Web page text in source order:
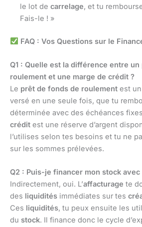
le lot de carrelage, et tu
Fais-le ! »
FAQ : Vos Questions sur le
Q1 : Quelle est la différence entre
roulement et une marge de crédit ?
Le prêt de fonds de roulement est
versé en une seule fois, que tu
déterminée avec des échéances
crédit est une réserve d’argent
l’utilises selon tes besoins et tu ne
sur les sommes prélevées.
Q2 : Puis-je financer mon stock avec
Indirectement, oui. L’affacturage te
des liquidités immédiates sur tes
Ces liquidités, tu peux ensuite les
du stock. Il finance donc le cycle